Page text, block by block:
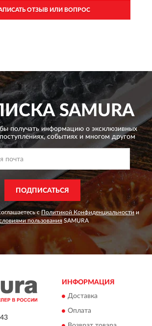
ОТЗЫВ ИЛИ ВОПРОС
SAMURA
получать информацию о эксклюзивных
поступлениях, событиях и многом другом
ПОДПИСАТЬСЯ
сПолитикой Конфиденциальности и
пользования SAMURA
ИНФОРМАЦИЯ
Доставка
Оплата